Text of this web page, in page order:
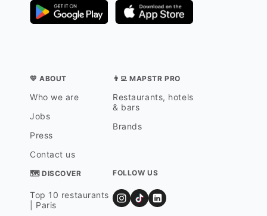
💛 ABOUT
Who we are
Jobs
Press
Contact us
👨‍💻 MAPSTR PRO
Restaurants, hotels
& bars
Brands
🗺 DISCOVER
Top 10 restaurants
| Paris
FOLLOW US